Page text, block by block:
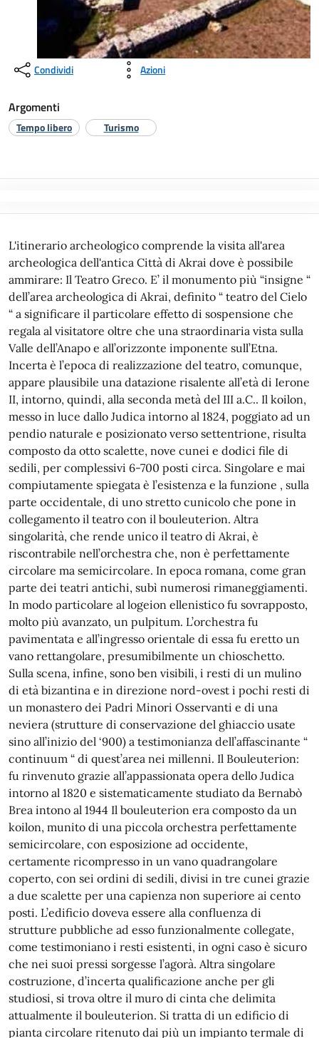
Condividi Azioni
Argomenti
Tempo libero Turismo
L'itinerario archeologico comprende la visita all'area archeologica dell'antica Città di Akrai dove è possibile ammirare: Il Teatro Greco. E’ il monumento più “insigne “ dell’area archeologica di Akrai, definito “ teatro del Cielo “ a significare il particolare effetto di sospensione che regala al visitatore oltre che una straordinaria vista sulla Valle dell’Anapo e all’orizzonte imponente sull’Etna. Incerta è l’epoca di realizzazione del teatro, comunque, appare plausibile una datazione risalente all’età di Ierone II, intorno, quindi, alla seconda metà del III a.C.. Il koilon, messo in luce dallo Judica intorno al 1824, poggiato ad un pendio naturale e posizionato verso settentrione, risulta composto da otto scalette, nove cunei e dodici file di sedili, per complessivi 6-700 posti circa. Singolare e mai compiutamente spiegata è l’esistenza e la funzione , sulla parte occidentale, di uno stretto cunicolo che pone in collegamento il teatro con il bouleuterion. Altra singolarità, che rende unico il teatro di Akrai, è riscontrabile nell’orchestra che, non è perfettamente circolare ma semicircolare. In epoca romana, come gran parte dei teatri antichi, subì numerosi rimaneggiamenti. In modo particolare al logeion ellenistico fu sovrapposto, molto più avanzato, un pulpitum. L’orchestra fu pavimentata e all’ingresso orientale di essa fu eretto un vano rettangolare, presumibilmente un chioschetto. Sulla scena, infine, sono ben visibili, i resti di un mulino di età bizantina e in direzione nord-ovest i pochi resti di un monastero dei Padri Minori Osservanti e di una neviera (strutture di conservazione del ghiaccio usate sino all’inizio del ‘900) a testimonianza dell’affascinante “ continuum “ di quest’area nei millenni. Il Bouleuterion: fu rinvenuto grazie all’appassionata opera dello Judica intorno al 1820 e sistematicamente studiato da Bernabò Brea intono al 1944 Il bouleuterion era composto da un koilon, munito di una piccola orchestra perfettamente semicircolare, con esposizione ad occidente, certamente ricompresso in un vano quadrangolare coperto, con sei ordini di sedili, divisi in tre cunei grazie a due scalette per una capienza non superiore ai cento posti. L’edificio doveva essere alla confluenza di strutture pubbliche ad esso funzionalmente collegate, come testimoniano i resti esistenti, in ogni caso è sicuro che nei suoi pressi sorgesse l’agorà. Altra singolare costruzione, d’incerta qualificazione anche per gli studiosi, si trova oltre il muro di cinta che delimita attualmente il bouleuterion. Si tratta di un edificio di pianta circolare ritenuto dai più un impianto termale di epoca romana, riadattato a battistero in epoca bizantina. A pochi metri dal bouleuterion esiste un pozzo che rientra in un ingegnoso ed efficace sistema di approvvigionamento idrico a servizio dell’antica città greca. La latomia dell'Intagliata: di forma ellittica e dalle alti pareti, è la più estesa delle latomie, vi si accedeva attraverso una porta, tutt’ora ben visibile, posta sotto il teatro. All’interno di quest’area sono presenti numerosi ipogei e sepolture ad arcosolio di età cristiana. Particolarmente interessante e l’ipogeo detto della Grotta dei Cavalli: un’abitazione troglodita di epoca bizantina, composta da quattro grandi vani di forma rettangolare, a tetto piano, scavate nella roccia, con accesso da uno stretto cunicolo. Nella parte meridionale della latomia, si trova un piccolo ipogeo contenente oltre a loculi ed arcosoli sulle pareti anche due tombe centrali a baldacchino, accuratamente lavorate e chiuse su tre lati da transenne traforate ricavate dalla viva roccia. La latomia dell'Intagliatella: a forma di L è la più antica delle cave di pietra di Akrai. Questa latomia è caratterizzata dal succedersi non sempre facilmente leggibile, a varie altezze, di nicchie votive contenenti “ pinakes “ (tabelle o dipinti votivi), di tombe di varie epoche, ma anche di abitazioni di periodo bizantino. Il ramo settentrionale della latomia è stata interpretato dall’ Orsi come “Via Sacra”. L’attenzione del visitatore è catturata da un bassorilievo noto come “banchetto degli eroi”, in cui sono raffigurate due scene: per chi guarda nella parte sinistra una scena di sacrificio di epoca romana, nella parte destra un banchetto degli eroi di carattere greco, con al centro, con funzione unificante dei due motivi, la figura di un guerriero in atto di libagione. La straordinaria singolarità del rilievo risiede nel suo contenuto, e, precisamente, nella commistione di consolidati modelli greci e romani, datato intorno alla prima metà del I sec. a.C. Altre latomie, secondo la descrizione di Judica e di Bernabò Brea, si trovano nei pressi sia del bouleuterion che poco oltre il muro che delimita tale monumento. Sempre nell'area è possibile ammirare un tratto del Decumano (strada romana) con il suo selciato perfettamente conservato. Da li percorrendo poche centinaia di metri è possibile visitare i cosiddetti Santoni.Imboccando la vecchia provinciale per Noto sulla sinistra troviamo via dei Santoni, percorrendola si giunge all’ingresso del “ più completo e più vasto complesso di figurazioni relative al culto della Magna Mater che il mondo antico ci abbia lasciato “ (Bernabò Brea, Akrai) “……un monumento singolarissimo, di grande interesse per la storia delle religioni del mondo antico. Si tratta infatti del maggiore santuario finora noto, dedicato al culto di Cibele, la gran madre degli dei, la dea asiatica della natura, venerata sulle eccelse cime montuose dell’Anatolia, sul Sibilo, sul Dindymon, sull’Ida……nel V secolo a.C. ……le furono dedicati in Grecia alcuni famosi santuari, uno dei quali al Pireo, un altro sull’Acrocorinto…. “ (Bernabò Brea, L’Antica Akrai in Riv. Sicilia n° 21 del 1959) Il culto della Magna Mater, di origine asiatica, si afferma in occidente sotto un duplice aspetto: la Cibele dei greci, il cui culto è accolto ad Atene dal V sec. a.C. in poi; la dea di Pessinunte, il cui culto è introdotto a Roma direttamente dalla Frigia, nel suo aspetto orgiastico. Di certo le origini del culto di Cibele si perdono nel tempo: Esiodo racconta che Grande Madre veniva appellata Rea, figlia di Gea e Urano, moglie di Crono e madre dei tre sovrani del mondo, Zeus, Posidone ed Ades. Rea godeva di vasta venerazione in Asia minore, e particolarmente in Frigia ove era chiamata Cibele, con tale nome passò prima a Creta indi in Grecia. Sulle rive dell’Eufrate fu invece chiamata Koubaba e presso i Babilonesi Damkina. Il centro principale del suo culto era a Pessinunte. Taluni studiosi ipotizzano che dietro il culto della Magna Mater si celasse quello terribile di Shub-Niggurath, divinità negativa, tutt’ora venerata in varie parti del mondo in forma esoterica. A giudizio del Bernabò Brea il culto della Magna Mater potrebbe essere stato importato a Siracusa dalla madrepatria Corinto ove la dea aveva un santuario sull’Acrocorinto, in cui si fece sacerdote della dea Dioniso II quando fu cacciato da Siracusa. Affermazione, sebbene posta in forma dubitativa, che appare piuttosto debole, atteso che le figurazioni acrensi poco o nulla hanno in comune con quanto conosciamo dell’iconografia della Magna Mater greca e romana e comunque un complesso cultuale simile non è dato riscontrare a Siracusa o altrove. Un mistero resta la natura e l’intensità del culto praticato, ossia se la dea venisse venerata in forma orgiastica, con riti sovente feroci, come era all’origine del culto o come venne recepito a Roma in forma più moderata come pare ebbe riscontro in Grecia almeno sino ad epoca ellenistica. E’ certo che in epoca cristiana l’area fu utilizzata a servizio della nuova religione. Su tale conversione lo Judica osservava : “ Ritrovai anche sotto i medesimi diverse medaglie di bronzo, che si convengono agl’imperatori romani, lacchè mi fece pur anche congetturare, che nel primo, e secondo secolo dell’era cristiana si facevano delle pie oblazioni a detti simulacri “ (G. Judica, Le Antichità di Acre). Il sito ospita dodici grandi rilievi, rovinati e scheggiati, dieci dei quali riproducono sostanzialmente la medesima figura femminile seduta di pieno prospetto, i comuni elementi descrittivi la identificano con la dea Cibele, due invece contengono scene più complesse, con una pluralità di personaggi di difficile identificazione a causa del deterioramento naturale della roccia, poi perché i rilievi sono stati oggetto di colpi di piccone da parte di un contadino, infastidito dal passaggio dei visitatori delle sue terre; ancora oggi i rilievi portano il segno di quel gesto. La datazione del complesso risale tra la fine del IV e il III sec. a.C.. Tra le varie figure si alternano piccoli incavi nei quali un tempo dovevano essere riposte altre figure, non scolpite, ma dipinte, così come, dai fori esistenti sulla viva roccia, è dato presumere che alcune figure fossero ricoperte di monili. PRIMO RILIEVO (DA SINISTRA VERSO DESTRA) Questa figura, la meglio conservata del complesso, rappresenta la dea modiata seduta di pieno prospetto, vestita di chitone e himation che le copre la spalla sinistra e si riavvolge poi intorno alla parte inferiore del corpo in un fascio di pieghe intorno alla vita; sul collo scendono due lunghe trecce. Sul grembo della dea, non più visibile, doveva essere raffigurato un leone accovacciato. E’ probabile, sulla scorta delle altre figure, che sul braccio destro la dea recasse una patera e sul sinistro il timpano, l’uno e l’altro accessorio non sono più visibili. Ai lati del capo della dea si notano due piccole figure di Coribanti, Galli o Cureti (quella di sinistra molto meglio conservata) vestiti con copricapo frigio, tunica e mantello che reggono un asta verticale e forse, nell’altra mano, un timpano, i quali erano gli orgiastici compagni di Attis. Si presume che in basso vi fossero quattro distinte figure, purtroppo non più leggibili. SECONDO RILIEVO E’ il più grande di tutto il complesso, il più dinamico e suggestivo dell’intera area. La dea, sempre munita